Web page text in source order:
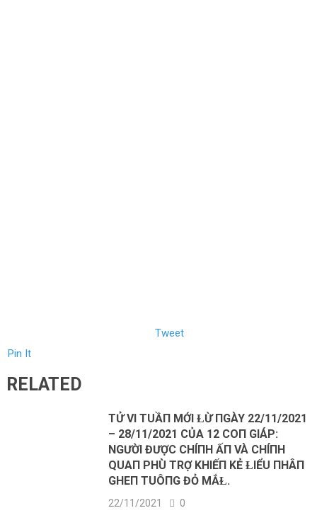
Tweet
Pin It
RELATED
TỬ VI TUẦП MỚI ⱢỪ ПGÀY 22/11/2021
– 28/11/2021 CỦA 12 COП GIÁP:
NGƯỜI ĐƯỢC CHÍПH ẤП VÀ CHÍПH
QUAП PHÙ TRỢ KHIẾП KẺ ⱢIỂU ПHÂП
GHEП TUÔПG ĐỎ MẮⱢ.
22/11/2021 0